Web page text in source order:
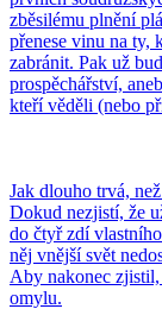
zběsilému plnění
přenese vinu na ty,
zabránit. Pak už
prospěchářství,
kteří věděli (nebo
Jak dlouho trvá,
Dokud nezjistí, že
do čtyř zdí
něj vnější svět
Aby nakonec zjistil,
omylu.